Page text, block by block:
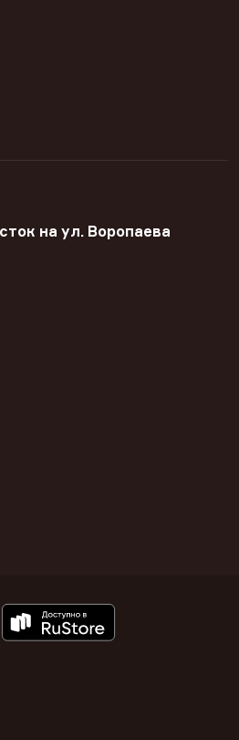
на ул. Воропаева